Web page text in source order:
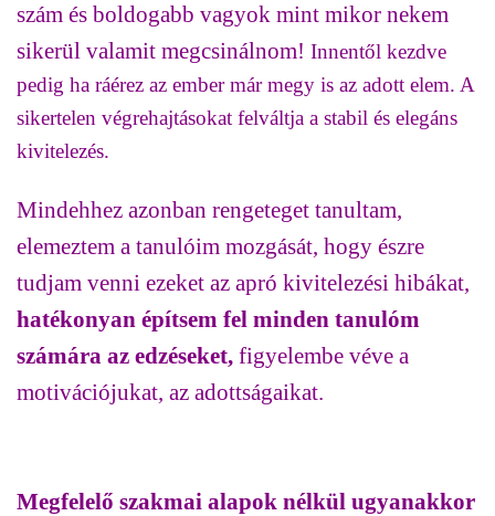
szám és boldogabb vagyok mint mikor nekem
sikerül valamit megcsinálnom! Innentől kezdve
pedig ha ráérez az ember már megy is az adott elem. A
sikertelen végrehajtásokat felváltja a stabil és elegáns
kivitelezés.
Mindehhez azonban rengeteget tanultam,
elemeztem a tanulóim mozgását, hogy észre
tudjam venni ezeket az apró kivitelezési hibákat,
hatékonyan építsem fel minden tanulóm
számára az edzéseket, figyelembe véve a
motivációjukat, az adottságaikat.
Megfelelő szakmai alapok nélkül ugyanakkor